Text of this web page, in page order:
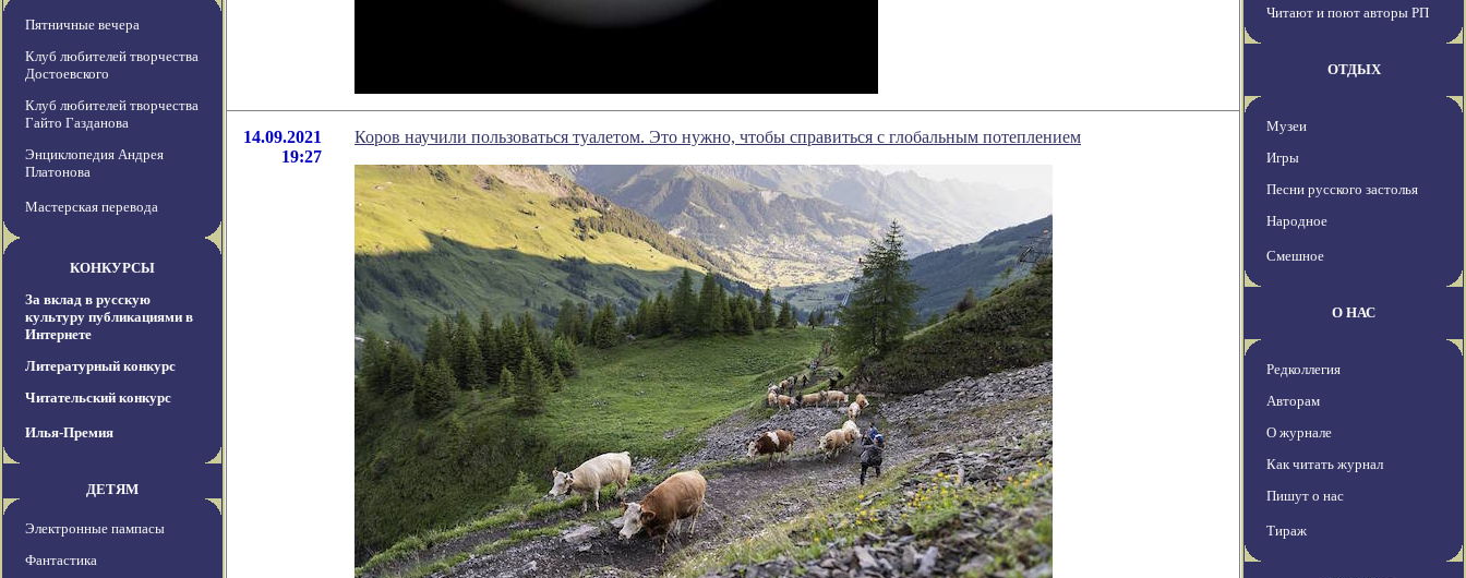
Пятничные вечера
Клуб любителей творчества
Достоевского
Клуб любителей творчества
Гайто Газданова
Энциклопедия Андрея
Платонова
Мастерская перевода
КОНКУРСЫ
За вклад в русскую
культуру публикациями в
Интернете
Литературный конкурс
Читательский конкурс
Илья-Премия
ДЕТЯМ
Электронные пампасы
Фантастика
14.09.2021
19:27
Коров научили пользоваться туалетом. Это нужно, чтобы справиться с глобальным потеплением
Читают и поют авторы РП
ОТДЫХ
Музеи
Игры
Песни русского застолья
Народное
Смешное
О НАС
Редколлегия
Авторам
О журнале
Как читать журнал
Пишут о нас
Тираж